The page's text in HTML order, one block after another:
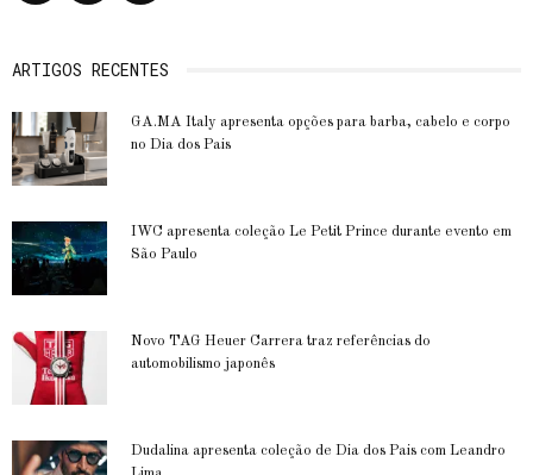
ARTIGOS RECENTES
GA.MA Italy apresenta opções para barba, cabelo e corpo
no Dia dos Pais
IWC apresenta coleção Le Petit Prince durante evento em
São Paulo
Novo TAG Heuer Carrera traz referências do
automobilismo japonês
Dudalina apresenta coleção de Dia dos Pais com Leandro